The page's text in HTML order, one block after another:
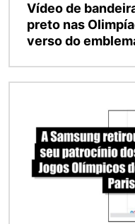
Vídeo de
preto nas
verso do